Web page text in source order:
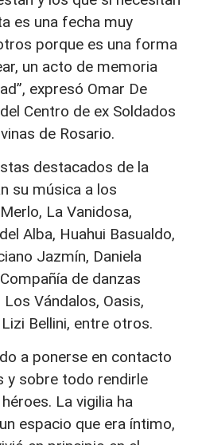
es una fecha muy
porque es una forma
un acto de memoria
expresó Omar De
Centro de ex Soldados
de Rosario.
destacados de la
su música a los
La Vanidosa,
Alba, Huahui Basualdo,
Jazmín, Daniela
de danzas
Vándalos, Oasis,
Bellini, entre otros.
a ponerse en contacto
y sobre todo rendirle
La vigilia ha
espacio que era íntimo,